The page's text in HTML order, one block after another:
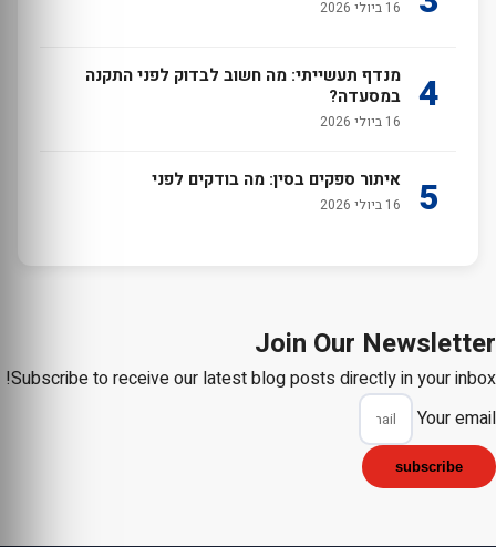
16 ביולי 2026
4
מנדף תעשייתי: מה חשוב לבדוק לפני התקנה
במסעדה?
16 ביולי 2026
5 איתור ספקים בסין: מה בודקים לפני
16 ביולי 2026
Join Our Newsletter
Subscribe to receive our latest blog posts directly in your inbox!
Your email
subscribe